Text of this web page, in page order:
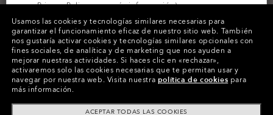
Colores (1) New Balsam
Tamaño
L
Usamos las cookies y tecnologías similares necesarias para
garantizar el funcionamiento eficaz de nuestro sitio web. También
nos gustaría activar cookies y tecnologías similares opcionales con
fines sociales, de analítica y de marketing que nos ayuden a
mejorar nuestras actividades. Si haces clic en «rechazar»,
activaremos solo las cookies necesarias que te permitan usar y
navegar por nuestra web. Visita nuestra política de cookies para
más información.
ACEPTAR TODAS LAS COOKIES
Privacy Policypara más información).
SUSCRÍBETE